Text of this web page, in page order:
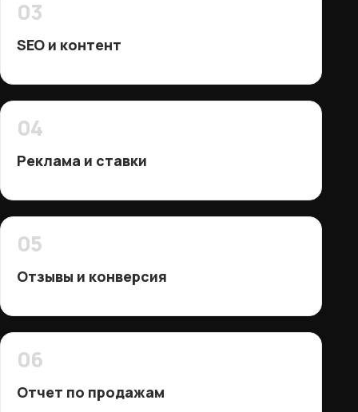
03
SEO и контент
04
Реклама и ставки
05
Отзывы и конверсия
06
Отчет по продажам